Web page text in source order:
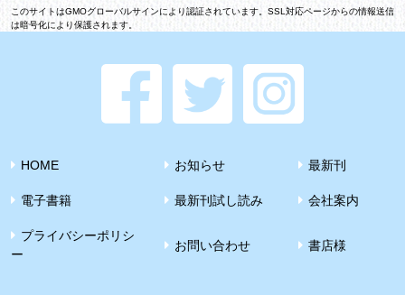
このサイトはGMOグローバルサインにより認証されています。SSL対応ページからの情報送信
は暗号化により保護されます。
HOME お知らせ 最新刊
電子書籍 最新刊試し読み 会社案内
プライバシーポリシ
ー
お問い合わせ 書店様